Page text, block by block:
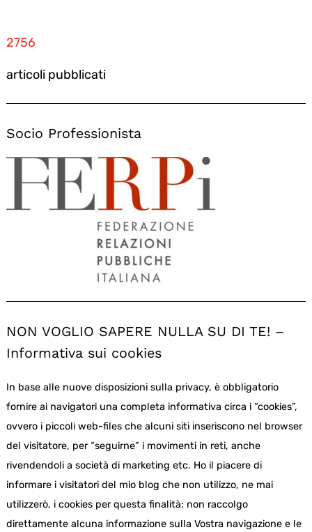
2756
articoli pubblicati
Socio Professionista
NON VOGLIO SAPERE NULLA SU DI TE! –
Informativa sui cookies
In base alle nuove disposizioni sulla privacy, è obbligatorio
fornire ai navigatori una completa informativa circa i “cookies”,
ovvero i piccoli web-files che alcuni siti inseriscono nel browser
del visitatore, per “seguirne” i movimenti in reti, anche
rivendendoli a società di marketing etc. Ho il piacere di
informare i visitatori del mio blog che non utilizzo, ne mai
utilizzerò, i cookies per questa finalità: non raccolgo
direttamente alcuna informazione sulla Vostra navigazione e le